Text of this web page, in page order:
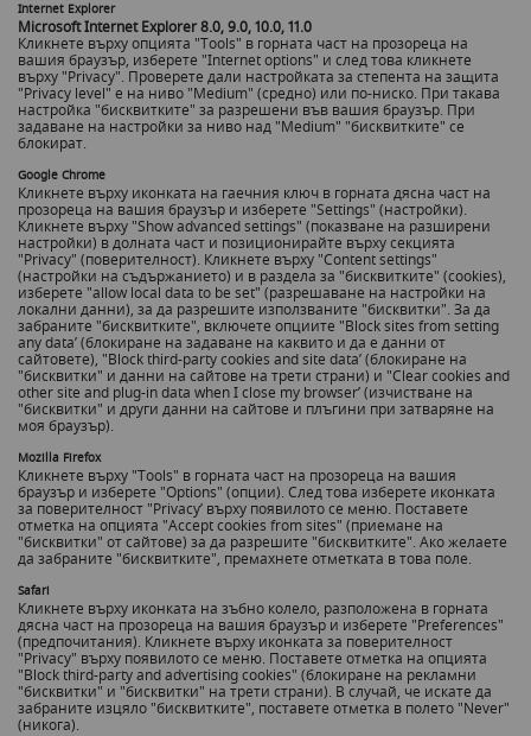
Internet Explorer
Microsoft Internet Explorer 8.0, 9.0, 10.0, 11.0
Кликнете върху опцията "Tools" в горната част на прозореца на
вашия браузър, изберете "Internet options" и след това кликнете
върху "Privacy". Проверете дали настройката за степента на защита
"Privacy level" е на ниво "Medium" (средно) или по-ниско. При такава
настройка "бисквитките" за разрешени във вашия браузър. При
задаване на настройки за ниво над "Medium" "бисквитките" се
блокират.
Google Chrome
Кликнете върху иконката на гаечния ключ в горната дясна част на
прозореца на вашия браузър и изберете "Settings" (настройки).
Кликнете върху "Show advanced settings" (показване на разширени
настройки) в долната част и позиционирайте върху секцията
"Privacy" (поверителност). Кликнете върху "Content settings"
(настройки на съдържанието) и в раздела за "бисквитките" (cookies),
изберете "allow local data to be set" (разрешаване на настройки на
локални данни), за да разрешите използваните "бисквитки". За да
забраните "бисквитките", включете опциите "Block sites from setting
any data’ (блокиране на задаване на каквито и да е данни от
сайтовете), "Block third-party cookies and site data’ (блокиране на
"бисквитки" и данни на сайтове на трети страни) и "Clear cookies and
other site and plug-in data when I close my browser’ (изчистване на
"бисквитки" и други данни на сайтове и плъгини при затваряне на
моя браузър).
Mozilla Firefox
Кликнете върху "Tools" в горната част на прозореца на вашия
браузър и изберете "Options" (опции). След това изберете иконката
за поверителност "Privacy’ върху появилото се меню. Поставете
отметка на опцията "Accept cookies from sites" (приемане на
"бисквитки" от сайтове) за да разрешите "бисквитките". Ако желаете
да забраните "бисквитките", премахнете отметката в това поле.
Safari
Кликнете върху иконката на зъбно колело, разположена в горната
дясна част на прозореца на вашия браузър и изберете "Preferences"
(предпочитания). Кликнете върху иконката за поверителност
"Privacy" върху появилото се меню. Поставете отметка на опцията
"Block third-party and advertising cookies" (блокиране на рекламни
"бисквитки" и "бисквитки" на трети страни). В случай, че искате да
забраните изцяло "бисквитките", поставете отметка в полето "Never"
(никога).